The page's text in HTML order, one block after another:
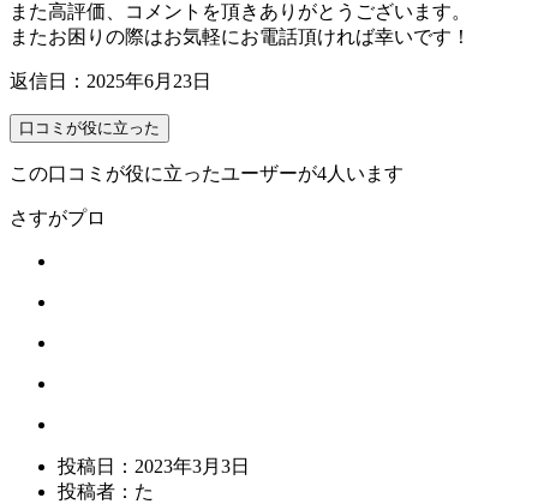
また高評価、コメントを頂きありがとうございます。
またお困りの際はお気軽にお電話頂ければ幸いです！
返信日：2025年6月23日
口コミが役に立った
この口コミが役に立ったユーザーが4人います
さすがプロ
投稿日： 2023年3月3日
投稿者： た